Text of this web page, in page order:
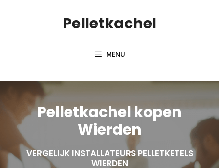
Pelletkachel
MENU
Pelletkachel kopen
Wierden
VERGELIJK INSTALLATEURS PELLETKETELS
WIERDEN